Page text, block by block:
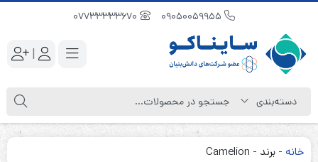
|
خانه - برند -
Camelion